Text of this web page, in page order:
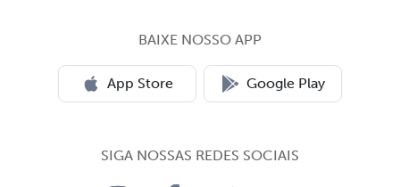
BAIXE NOSSO APP
App Store Google Play
SIGA NOSSAS REDES SOCIAIS